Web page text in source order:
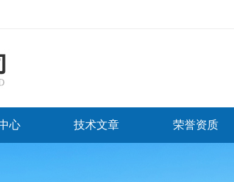
心 技术文章 荣誉资质